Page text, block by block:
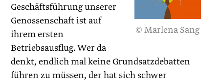
© Marlena Sang
Geschäftsführung unserer
Genossenschaft ist auf
ihrem ersten
Betriebsausflug. Wer da
denkt, endlich mal keine Grundsatzdebatten
führen zu müssen, der hat sich schwer